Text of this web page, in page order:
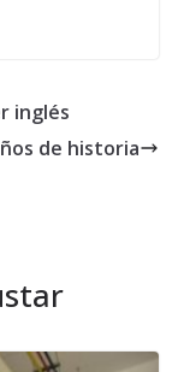
inglés
de historia